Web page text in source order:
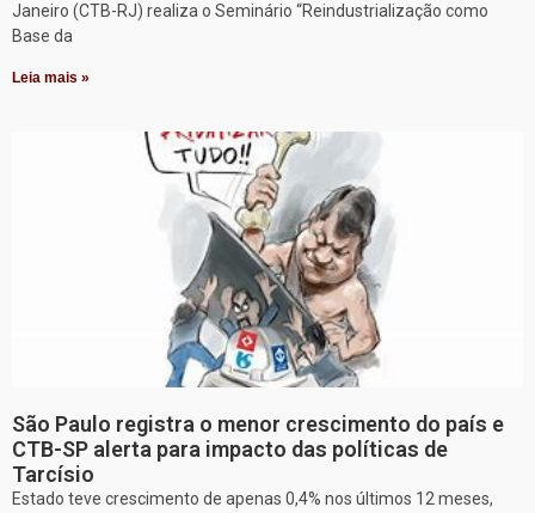
Janeiro (CTB-RJ) realiza o Seminário “Reindustrialização como
Base da
Leia mais »
São Paulo registra o menor crescimento do país e
CTB-SP alerta para impacto das políticas de
Tarcísio
Estado teve crescimento de apenas 0,4% nos últimos 12 meses,